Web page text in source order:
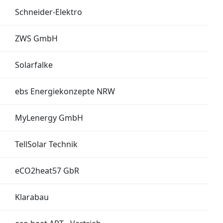
Schneider-Elektro
ZWS GmbH
Solarfalke
ebs Energiekonzepte NRW
MyLenergy GmbH
TellSolar Technik
eCO2heat57 GbR
Klarabau